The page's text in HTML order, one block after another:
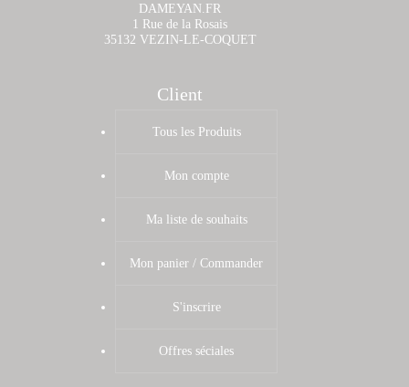
DAMEYAN.FR
1 Rue de la Rosais
35132 VEZIN-LE-COQUET
Client
Tous les Produits
Mon compte
Ma liste de souhaits
Mon panier / Commander
S'inscrire
Offres séciales